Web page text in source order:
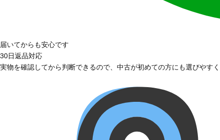
届いてからも安心です
30日返品対応
実物を確認してから判断できるので、中古が初めての方にも選びやす